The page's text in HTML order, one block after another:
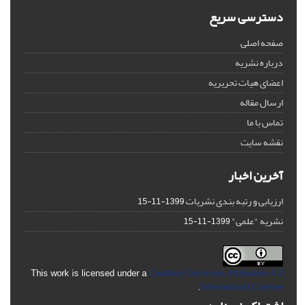
دسترسی سریع
صفحه اصلی
درباره نشریه
اعضای هیات تحریریه
ارسال مقاله
تماس با ما
نقشه سایت
آخرین اخبار
ارزیابی و رتبه بندی نشریات1399-11-15
نشریه "علمی"1399-11-15
This work is licensed under a Creative Commons Attribution 4.0
International License
.